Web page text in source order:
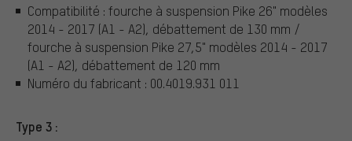
Compatibilité : fourche à suspension Pike 26" modèles
2014 - 2017 (A1 - A2), débattement de 130 mm /
fourche à suspension Pike 27,5" modèles 2014 - 2017
(A1 - A2), débattement de 120 mm
Numéro du fabricant : 00.4019.931 011
Type 3 :